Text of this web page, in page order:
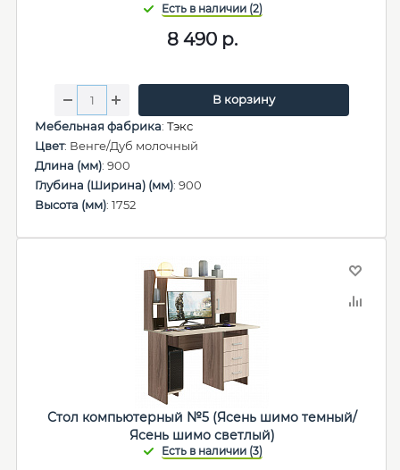
8 490р.
В корзину
Мебельная фабрика: Тэкс
Цвет: Венге/Дуб молочный
Длина (мм): 900
Глубина (Ширина) (мм): 900
Высота (мм): 1752
Стол компьютерный №5 (Ясень шимо темный/
Ясень шимо светлый)